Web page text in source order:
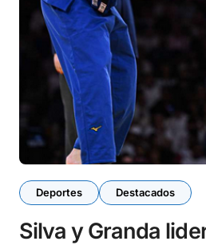
Deportes Destacados
Silva y Granda